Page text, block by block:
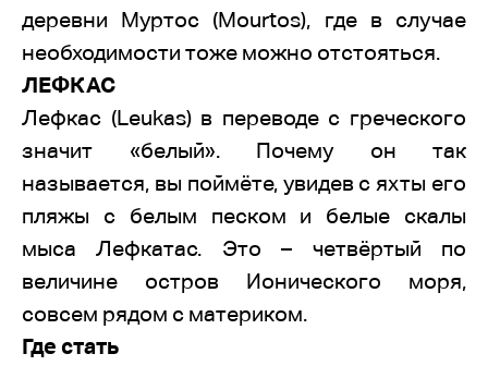
деревни Муртос (Mourtos), где в случае
необходимости тоже можно отстояться.
ЛЕФКАС
Лефкас (Leukas) в переводе с греческого
значит «белый». Почему он так
называется, вы поймёте, увидев с яхты его
пляжы с белым песком и белые скалы
мыса Лефкатас. Это – четвёртый по
величине остров Ионического моря,
совсем рядом с материком.
Где стать